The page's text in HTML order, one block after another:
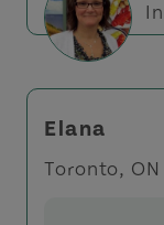
Elana
Toronto, ON